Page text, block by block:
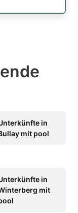
in
mit pool
in
mit